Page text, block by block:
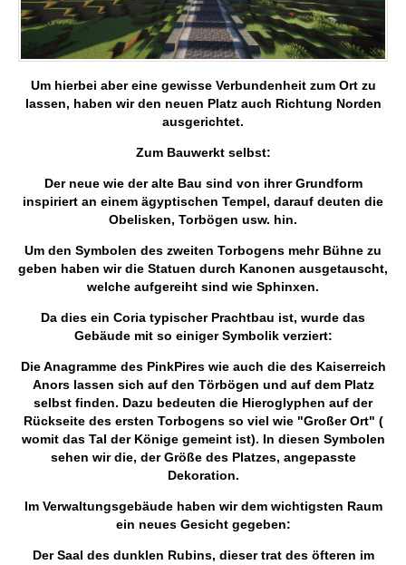
Um hierbei aber eine gewisse Verbundenheit zum Ort zu
lassen, haben wir den neuen Platz auch Richtung Norden
ausgerichtet.
Zum Bauwerkt selbst:
Der neue wie der alte Bau sind von ihrer Grundform
inspiriert an einem ägyptischen Tempel, darauf deuten die
Obelisken, Torbögen usw. hin.
Um den Symbolen des zweiten Torbogens mehr Bühne zu
geben haben wir die Statuen durch Kanonen ausgetauscht,
welche aufgereiht sind wie Sphinxen.
Da dies ein Coria typischer Prachtbau ist, wurde das
Gebäude mit so einiger Symbolik verziert:
Die Anagramme des PinkPires wie auch die des Kaiserreich
Anors lassen sich auf den Törbögen und auf dem Platz
selbst finden. Dazu bedeuten die Hieroglyphen auf der
Rückseite des ersten Torbogens so viel wie "Großer Ort" (
womit das Tal der Könige gemeint ist). In diesen Symbolen
sehen wir die, der Größe des Platzes, angepasste
Dekoration.
Im Verwaltungsgebäude haben wir dem wichtigsten Raum
ein neues Gesicht gegeben:
Der Saal des dunklen Rubins, dieser trat des öfteren im